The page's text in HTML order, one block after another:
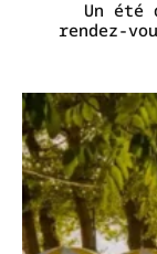
Un été
rendez-